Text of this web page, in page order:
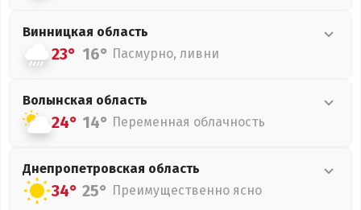
Винницкая область
23° 16° Пасмурно, ливни
Волынская область
24° 14° Переменная облачность
Днепропетровская область
34° 25° Преимущественно ясно